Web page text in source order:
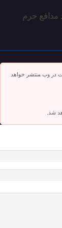
مدافع حرم
در وب منتشر خواهد
شد.